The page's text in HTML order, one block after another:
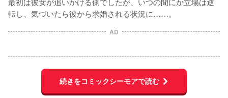
転し、気づいたら彼から求婚される状況に……。
AD
続きをコミックシーモアで読む